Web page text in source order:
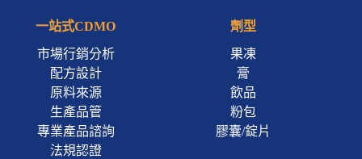
一站式CDMO
市場行銷分析
配方設計
原料來源
生產品管
專業產品諮詢
法規認證
劑型
果凍
膏
飲品
粉包
膠囊/錠片